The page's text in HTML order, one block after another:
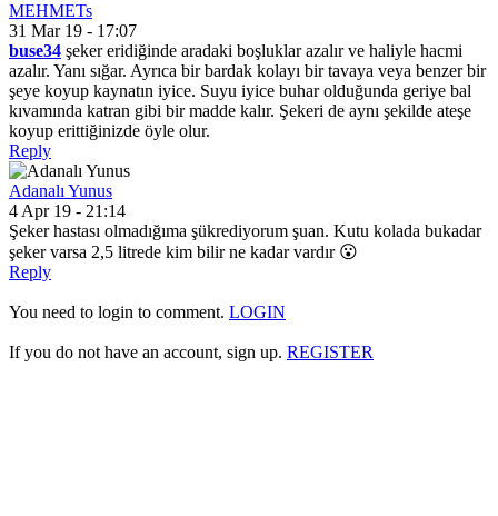
MEHMETs
31 Mar 19 - 17:07
buse34 şeker eridiğinde aradaki boşluklar azalır ve haliyle hacmi
azalır. Yanı sığar. Ayrıca bir bardak kolayı bir tavaya veya benzer bir
şeye koyup kaynatın iyice. Suyu iyice buhar olduğunda geriye bal
kıvamında katran gibi bir madde kalır. Şekeri de aynı şekilde ateşe
koyup erittiğinizde öyle olur.
Reply
Adanalı Yunus
4 Apr 19 - 21:14
Şeker hastası olmadığıma şükrediyorum şuan. Kutu kolada bukadar
şeker varsa 2,5 litrede kim bilir ne kadar vardır 😮
Reply
You need to login to comment. LOGIN
If you do not have an account, sign up. REGISTER